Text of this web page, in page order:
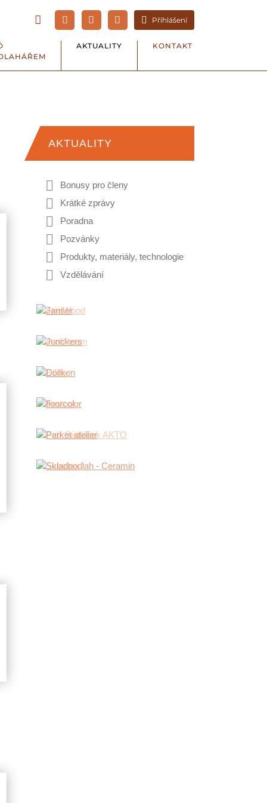
Příhlášení
AKTUALITY KONTAKT
AKTUALITY
Bonusy pro členy
Krátké zprávy
Poradna
Pozvánky
Produkty, materiály, technologie
Vzdělávání